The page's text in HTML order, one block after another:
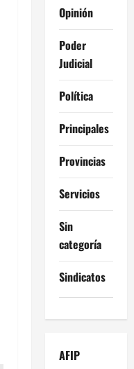
Opinión
Poder
Judicial
Política
Principales
Provincias
Servicios
Sin
categoría
Sindicatos
AFIP